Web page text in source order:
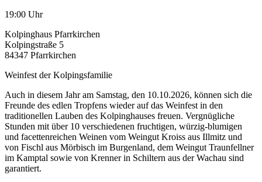
19:00 Uhr
Kolpinghaus Pfarrkirchen
Kolpingstraße 5
84347 Pfarrkirchen
Weinfest der Kolpingsfamilie
Auch in diesem Jahr am Samstag, den 10.10.2026, können sich die
Freunde des edlen Tropfens wieder auf das Weinfest in den
traditionellen Lauben des Kolpinghauses freuen. Vergnügliche
Stunden mit über 10 verschiedenen fruchtigen, würzig-blumigen
und facettenreichen Weinen vom Weingut Kroiss aus Illmitz und
von Fischl aus Mörbisch im Burgenland, dem Weingut Traunfellner
im Kamptal sowie von Krenner in Schiltern aus der Wachau sind
garantiert.